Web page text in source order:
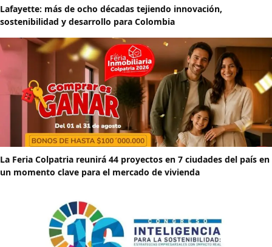
Lafayette: más de ocho décadas tejiendo innovación,
sostenibilidad y desarrollo para Colombia
La Feria Colpatria reunirá 44 proyectos en 7 ciudades del país en
un momento clave para el mercado de vivienda